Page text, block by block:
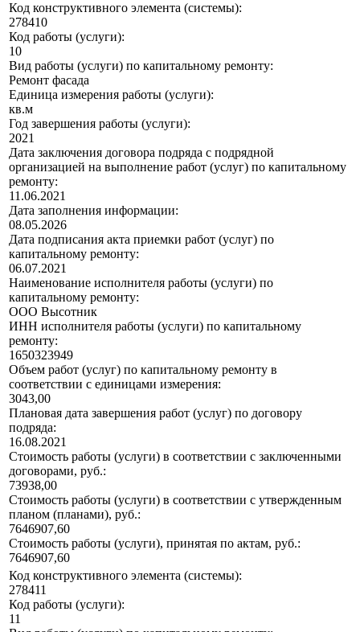
Код конструктивного элемента (системы):
278410
Код работы (услуги):
10
Вид работы (услуги) по капитальному ремонту:
Ремонт фасада
Единица измерения работы (услуги):
кв.м
Год завершения работы (услуги):
2021
Дата заключения договора подряда с подрядной
организацией на выполнение работ (услуг) по капитальному
ремонту:
11.06.2021
Дата заполнения информации:
08.05.2026
Дата подписания акта приемки работ (услуг) по
капитальному ремонту:
06.07.2021
Наименование исполнителя работы (услуги) по
капитальному ремонту:
ООО Высотник
ИНН исполнителя работы (услуги) по капитальному
ремонту:
1650323949
Объем работ (услуг) по капитальному ремонту в
соответствии с единицами измерения:
3043,00
Плановая дата завершения работ (услуг) по договору
подряда:
16.08.2021
Стоимость работы (услуги) в соответствии с заключенными
договорами, руб.:
73938,00
Стоимость работы (услуги) в соответствии с утвержденным
планом (планами), руб.:
7646907,60
Стоимость работы (услуги), принятая по актам, руб.:
7646907,60
Код конструктивного элемента (системы):
278411
Код работы (услуги):
11